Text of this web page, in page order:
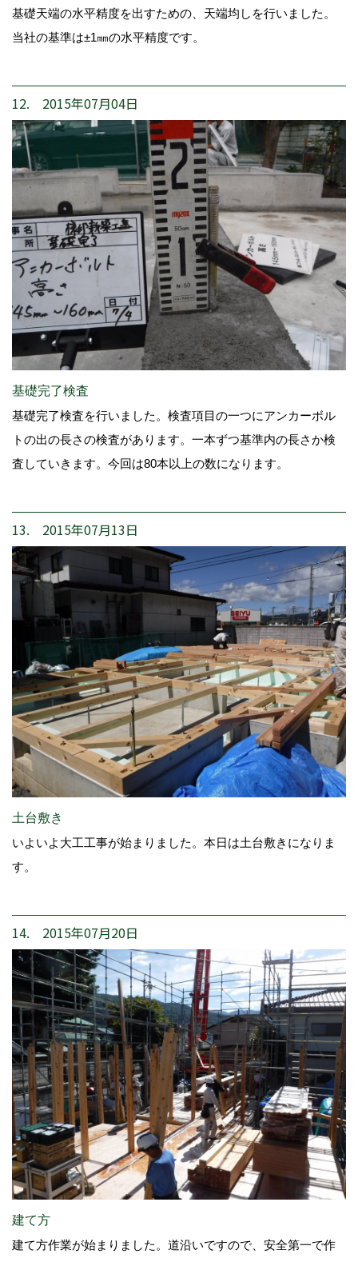
基礎天端の水平精度を出すための、天端均しを行いました。
当社の基準は±1㎜の水平精度です。
12. 2015年07月04日
基礎完了検査
基礎完了検査を行いました。検査項目の一つにアンカーボル
トの出の長さの検査があります。一本ずつ基準内の長さか検
査していきます。今回は80本以上の数になります。
13. 2015年07月13日
土台敷き
いよいよ大工工事が始まりました。本日は土台敷きになりま
す。
14. 2015年07月20日
建て方
建て方作業が始まりました。道沿いですので、安全第一で作